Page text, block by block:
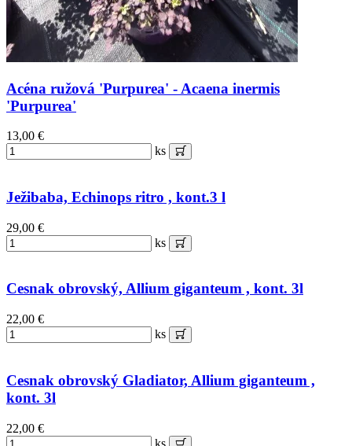
Acéna ružová 'Purpurea' - Acaena inermis
'Purpurea'
13,00 €
ks
Ježibaba, Echinops ritro , kont.3 l
29,00 €
ks
Cesnak obrovský, Allium giganteum , kont. 3l
22,00 €
ks
Cesnak obrovský Gladiator, Allium giganteum ,
kont. 3l
22,00 €
ks